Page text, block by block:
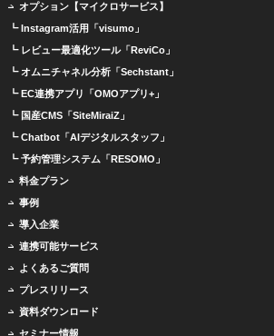
オプション【マイクロサービス】
┗ Instagram活用「visumo」
┗ レビュー最適化ツール「ReviCo」
┗ オムニチャネル分析「Sechstant」
┗ EC連携アプリ「OMOアプリ+」
┗ 国産CMS「SiteMiraiZ」
┗ Chatbot「AIデジタルスタッフ」
┗ 予約管理システム「RESOMO」
料金プラン
事例
導入企業
連携可能サービス
よくあるご質問
プレスリリース
資料ダウンロード
セミナー情報